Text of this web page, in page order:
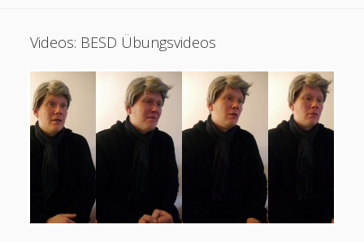
Karteinummer 1853410
Demenz
Videos: BESD Übungsvideos